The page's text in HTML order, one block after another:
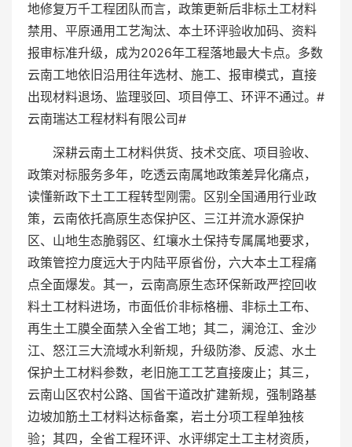
地修复万千工程团队而言，政策更新后非标土工材料
禁用、平原通用工艺淘汰、本土环评验收加码、资料
报审标准升级，成为2026年工程落地最大卡点。多数
云南工地依旧沿用往年选材、施工、报审模式，直接
出现材料退场、监理驳回、项目停工、环评不通过。#
云南瑞达工程材料有限公司#
深耕云南土工材料供货、技术交底、项目验收、
政策对标服务多年，吃透云南属地政策差异化痛点，
读懂新政下土工工程转型刚需。区别全国通用行业政
策，云南依托高原生态保护区、三江并流水源保护
区、山地生态脆弱区、红壤水土保持专属属地要求，
政策管控力度远大于内陆平原省份，六大本土工程痛
点全面爆发。其一，云南高原生态环保新政严控回收
料土工材料进场，市面低价非标格栅、非标土工布、
再生土工膜全面禁入全省工地；其二，澜沧江、金沙
江、怒江三大流域水利新规，升级防渗、反滤、水土
保护土工材料参数，老旧施工工艺直接废止；其三，
云南山区农村公路、国省干道改扩建新规，强制路基
边坡加筋土工材料达标备案，岩土分项工程单独核
验；其四，全省工程环评、水评绑定土工主材资质，